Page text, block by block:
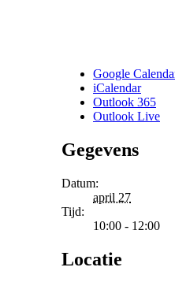
Google
iCalendar
Outlook 365
Outlook Live
Gegevens
Datum:
april 27
Tijd:
10:00 - 12:00
Locatie